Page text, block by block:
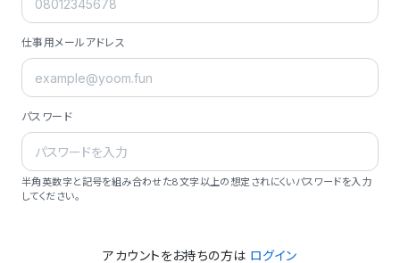
仕事用メールアドレス
パスワード
半角英数字と記号を組み合わせた8文字以上の想定されにくいパスワードを入力
してください。
アカウントをお持ちの方は ログイン